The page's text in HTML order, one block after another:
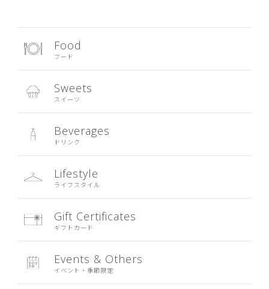
Food
フード
Sweets
スイーツ
Beverages
ドリンク
Lifestyle
ライフスタイル
Gift Certificates
ギフトカード
Events & Others
イベント・季節限定